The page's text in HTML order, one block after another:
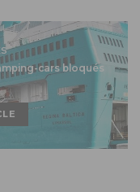
cars bloqués